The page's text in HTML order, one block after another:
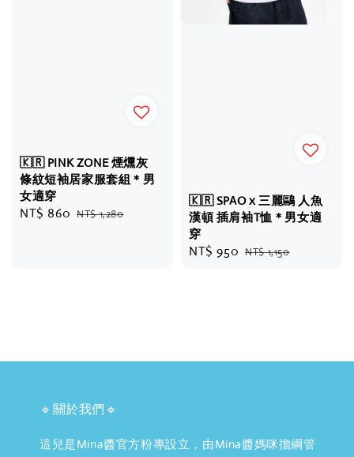
🇰🇷 PINK ZONE 煙燻灰
條紋短袖居家服套組＊男
女適穿
Sale
NT$ 860 Regular
NT$ 1,280
🇰🇷 SPAO x 三麗鷗 人魚
漢頓 插肩袖T恤＊男女適
穿
Sale
NT$ 950 Regular
NT$ 1,150
🔹關於我們🔹
這兒是Mina醬官方粉專設立，由Mina醬媽咪擔綱管